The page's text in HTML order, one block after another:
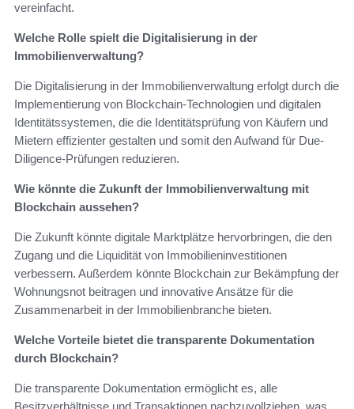
vereinfacht.
Welche Rolle spielt die Digitalisierung in der
Immobilienverwaltung?
Die Digitalisierung in der Immobilienverwaltung erfolgt durch die
Implementierung von Blockchain-Technologien und digitalen
Identitätssystemen, die die Identitätsprüfung von Käufern und
Mietern effizienter gestalten und somit den Aufwand für Due-
Diligence-Prüfungen reduzieren.
Wie könnte die Zukunft der Immobilienverwaltung mit
Blockchain aussehen?
Die Zukunft könnte digitale Marktplätze hervorbringen, die den
Zugang und die Liquidität von Immobilieninvestitionen
verbessern. Außerdem könnte Blockchain zur Bekämpfung der
Wohnungsnot beitragen und innovative Ansätze für die
Zusammenarbeit in der Immobilienbranche bieten.
Welche Vorteile bietet die transparente Dokumentation
durch Blockchain?
Die transparente Dokumentation ermöglicht es, alle